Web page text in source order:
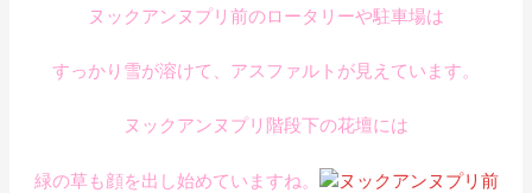
ヌックアンヌプリ前のロータリーや駐車場は
すっかり雪が溶けて、アスファルトが見えています。
ヌックアンヌプリ階段下の花壇には
緑の草も顔を出し始めていますね。